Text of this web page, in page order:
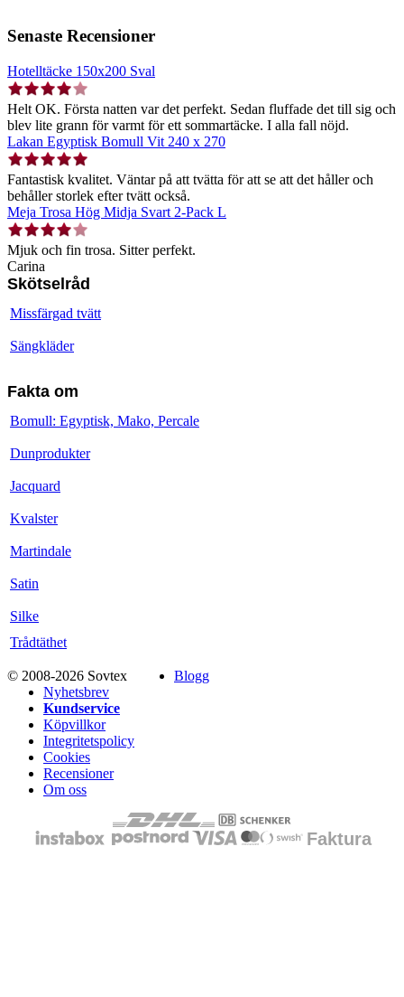
Senaste Recensioner
Hotelltäcke 150x200 Sval
Helt OK. Första natten var det perfekt. Sedan fluffade det till sig och
blev lite grann för varmt för ett sommartäcke. I alla fall nöjd.
Lakan Egyptisk Bomull Vit 240 x 270
Fantastisk kvalitet. Väntar på att tvätta för att se att det håller och
behåller storlek efter tvätt också.
Meja Trosa Hög Midja Svart 2-Pack L
Mjuk och fin trosa. Sitter perfekt.
Carina
Skötselråd
Missfärgad tvätt
Sängkläder
Fakta om
Bomull: Egyptisk, Mako, Percale
Dunprodukter
Jacquard
Kvalster
Martindale
Satin
Silke
Trådtäthet
© 2008-2026 Sovtex
Blogg
Nyhetsbrev
Kundservice
Köpvillkor
Integritetspolicy
Cookies
Recensioner
Om oss